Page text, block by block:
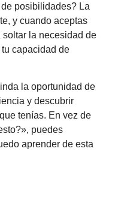
posibilidades? La
y cuando aceptas
la necesidad de
capacidad de
la oportunidad de
y descubrir
tenías. En vez de
puedes
aprender de esta